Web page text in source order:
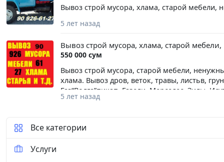
Вывоз строй мусора, хлама, старой мебели,
5 лет назад
Вывоз строй мусора, хлама, старой
550 000 сум
Вывоз строй мусора, старой мебели,
хлама. Вывоз дров, веток, травы, листьв,
Газ“Волга”пикап, Газели, Мерседес, Зилы,
t.me/gruzoperevozkivadim +998 90 926-61-27.
5 лет назад
Все категории
Услуги